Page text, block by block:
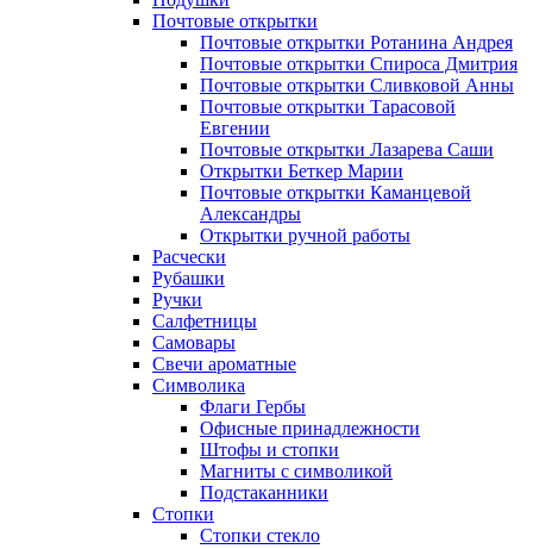
Почтовые открытки
Почтовые открытки Ротанина Андрея
Почтовые открытки Спироса Дмитрия
Почтовые открытки Сливковой Анны
Почтовые открытки Тарасовой
Евгении
Почтовые открытки Лазарева Саши
Открытки Беткер Марии
Почтовые открытки Каманцевой
Александры
Открытки ручной работы
Расчески
Рубашки
Ручки
Салфетницы
Самовары
Свечи ароматные
Символика
Флаги Гербы
Офисные принадлежности
Штофы и стопки
Магниты с символикой
Подстаканники
Стопки
Стопки стекло